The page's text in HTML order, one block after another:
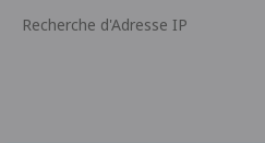
Recherche d'Adresse IP